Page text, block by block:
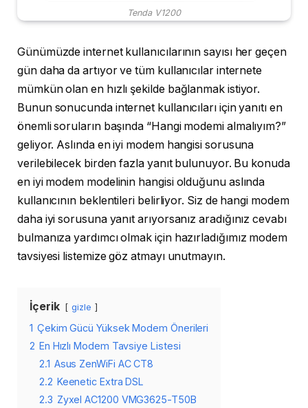
Tenda V1200
Günümüzde internet kullanıcılarının sayısı her geçen
gün daha da artıyor ve tüm kullanıcılar internete
mümkün olan en hızlı şekilde bağlanmak istiyor.
Bunun sonucunda internet kullanıcıları için yanıtı en
önemli soruların başında “Hangi modemi almalıyım?”
geliyor. Aslında en iyi modem hangisi sorusuna
verilebilecek birden fazla yanıt bulunuyor. Bu konuda
en iyi modem modelinin hangisi olduğunu aslında
kullanıcının beklentileri belirliyor. Siz de hangi modem
daha iyi sorusuna yanıt arıyorsanız aradığınız cevabı
bulmanıza yardımcı olmak için hazırladığımız modem
tavsiyesi listemize göz atmayı unutmayın.
İçerik gizle
1 Çekim Gücü Yüksek Modem Önerileri
2 En Hızlı Modem Tavsiye Listesi
2.1 Asus ZenWiFi AC CT8
2.2 Keenetic Extra DSL
2.3 Zyxel AC1200 VMG3625-T50B